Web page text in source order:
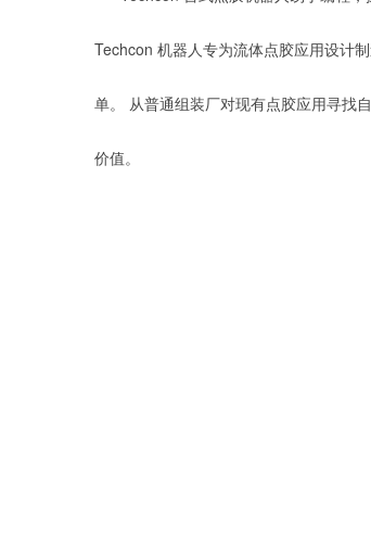
Techcon 机器人专为流体点胶应用设计
单。 从普通组装厂对现有点胶应用寻找
价值。